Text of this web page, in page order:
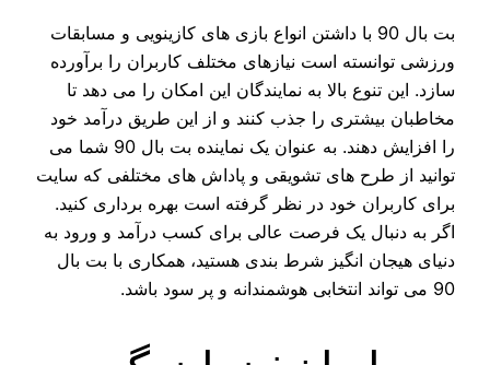
بت بال 90 با داشتن انواع بازی‌ های کازینویی و مسابقات
ورزشی توانسته است نیازهای مختلف کاربران را برآورده
سازد. این تنوع بالا به نمایندگان این امکان را می‌ دهد تا
مخاطبان بیشتری را جذب کنند و از این طریق درآمد خود
را افزایش دهند. به عنوان یک نماینده بت بال 90 شما می‌
توانید از طرح‌ های تشویقی و پاداش‌ های مختلفی که سایت
برای کاربران خود در نظر گرفته است بهره‌ برداری کنید.
اگر به دنبال یک فرصت عالی برای کسب درآمد و ورود به
دنیای هیجان‌ انگیز شرط بندی هستید، همکاری با بت بال
90 می‌ تواند انتخابی هوشمندانه و پر سود باشد.